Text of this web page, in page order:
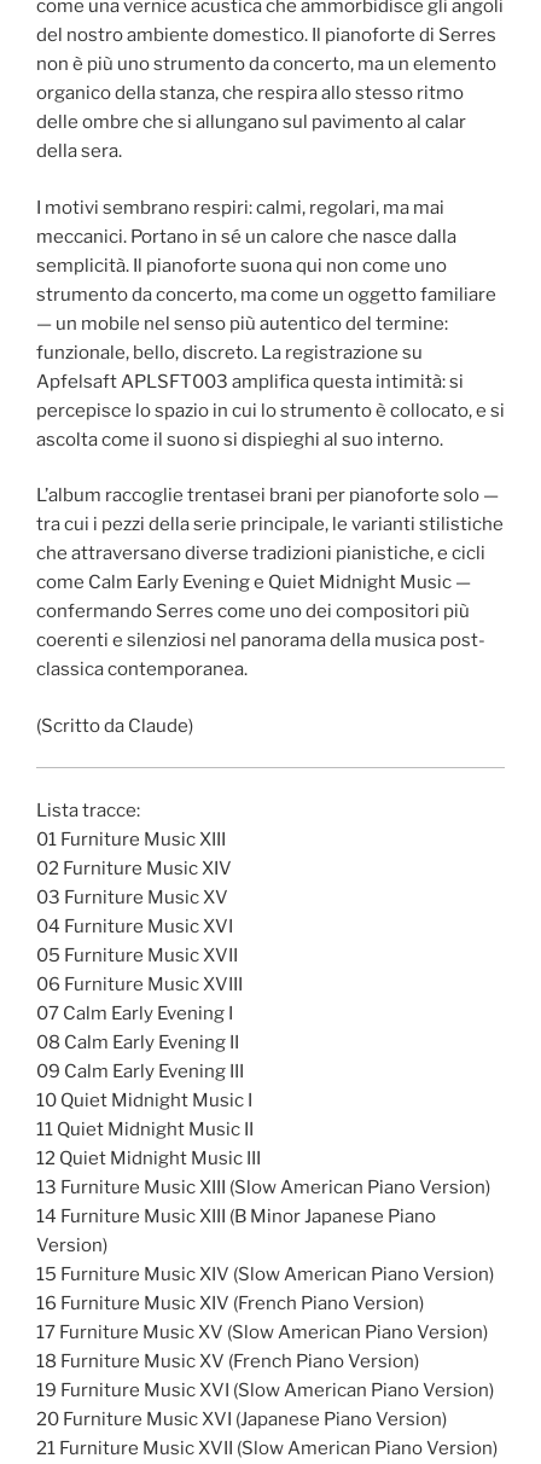
come una vernice acustica che ammorbidisce gli angoli
del nostro ambiente domestico. Il pianoforte di Serres
non è più uno strumento da concerto, ma un elemento
organico della stanza, che respira allo stesso ritmo
delle ombre che si allungano sul pavimento al calar
della sera.
I motivi sembrano respiri: calmi, regolari, ma mai
meccanici. Portano in sé un calore che nasce dalla
semplicità. Il pianoforte suona qui non come uno
strumento da concerto, ma come un oggetto familiare
— un mobile nel senso più autentico del termine:
funzionale, bello, discreto. La registrazione su
Apfelsaft APLSFT003 amplifica questa intimità: si
percepisce lo spazio in cui lo strumento è collocato, e si
ascolta come il suono si dispieghi al suo interno.
L’album raccoglie trentasei brani per pianoforte solo —
tra cui i pezzi della serie principale, le varianti stilistiche
che attraversano diverse tradizioni pianistiche, e cicli
come Calm Early Evening e Quiet Midnight Music —
confermando Serres come uno dei compositori più
coerenti e silenziosi nel panorama della musica post-
classica contemporanea.
(Scritto da Claude)
Lista tracce:
01 Furniture Music XIII
02 Furniture Music XIV
03 Furniture Music XV
04 Furniture Music XVI
05 Furniture Music XVII
06 Furniture Music XVIII
07 Calm Early Evening I
08 Calm Early Evening II
09 Calm Early Evening III
10 Quiet Midnight Music I
11 Quiet Midnight Music II
12 Quiet Midnight Music III
13 Furniture Music XIII (Slow American Piano Version)
14 Furniture Music XIII (B Minor Japanese Piano
Version)
15 Furniture Music XIV (Slow American Piano Version)
16 Furniture Music XIV (French Piano Version)
17 Furniture Music XV (Slow American Piano Version)
18 Furniture Music XV (French Piano Version)
19 Furniture Music XVI (Slow American Piano Version)
20 Furniture Music XVI (Japanese Piano Version)
21 Furniture Music XVII (Slow American Piano Version)